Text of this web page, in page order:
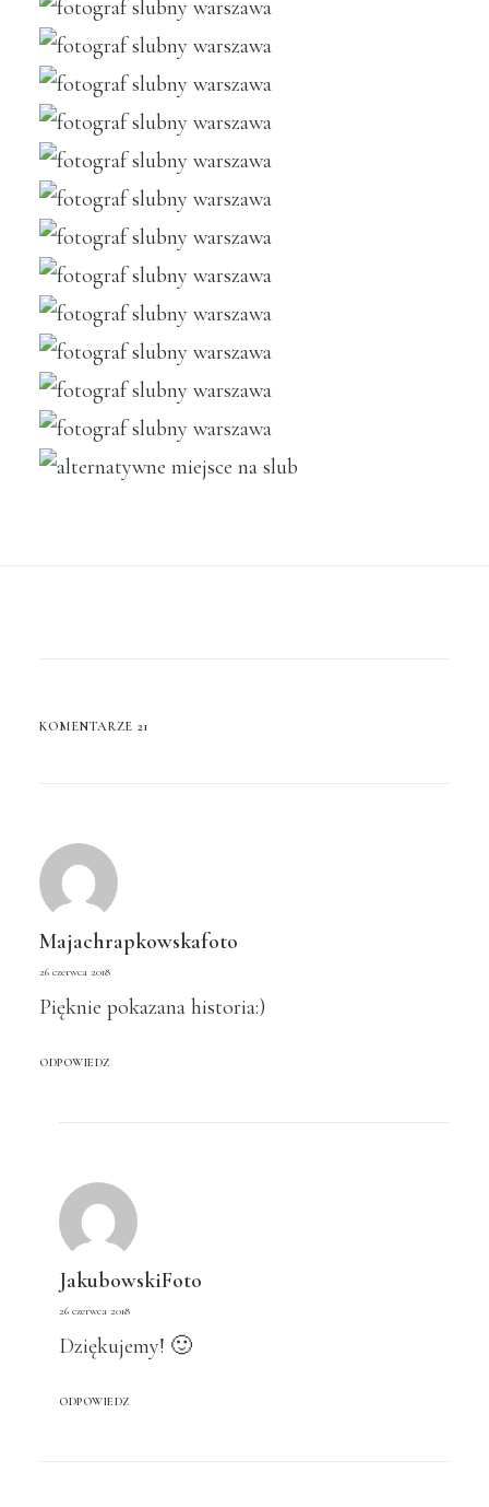
KOMENTARZE 21
Majachrapkowskafoto
26 czerwca 2018
Pięknie pokazana historia:)
ODPOWIEDZ
JakubowskiFoto
26 czerwca 2018
Dziękujemy! 🙂
ODPOWIEDZ